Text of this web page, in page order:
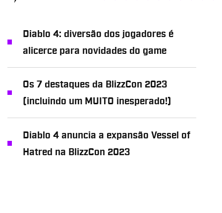
Diablo 4: diversão dos jogadores é
alicerce para novidades do game
Os 7 destaques da BlizzCon 2023
(incluindo um MUITO inesperado!)
Diablo 4 anuncia a expansão Vessel of
Hatred na BlizzCon 2023